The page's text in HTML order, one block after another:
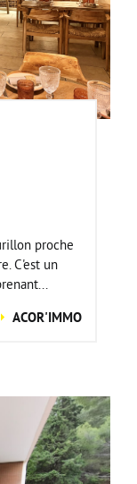
proche
C'est un
ACOR'IMMO